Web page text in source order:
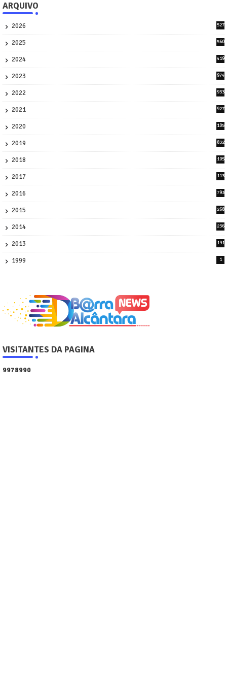
ARQUIVO
2026
527
2025
560
2024
419
2023
974
2022
933
2021
927
2020
105
2019
832
2018
105
2017
113
2016
793
2015
268
2014
236
2013
191
1999 1
VISITANTES DA PAGINA
9978990